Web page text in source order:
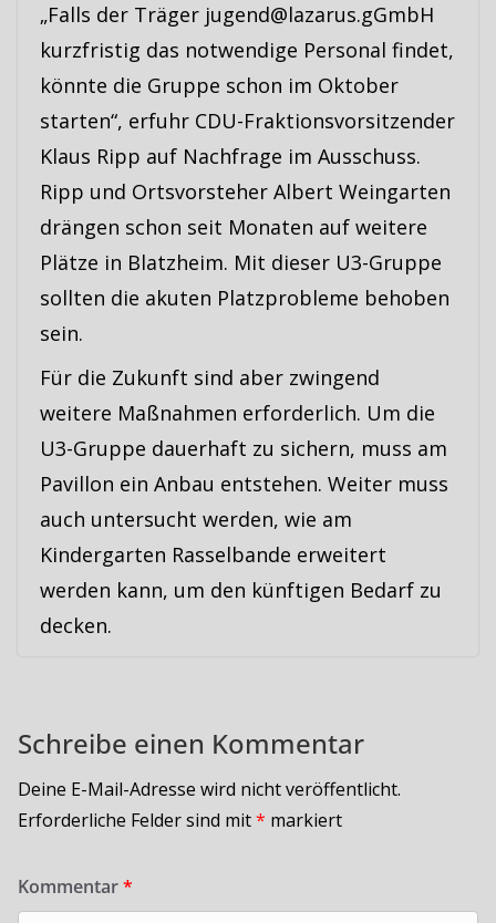
„Falls der Träger jugend@lazarus.gGmbH
kurzfristig das notwendige Personal findet,
könnte die Gruppe schon im Oktober
starten“, erfuhr CDU-Fraktionsvorsitzender
Klaus Ripp auf Nachfrage im Ausschuss.
Ripp und Ortsvorsteher Albert Weingarten
drängen schon seit Monaten auf weitere
Plätze in Blatzheim. Mit dieser U3-Gruppe
sollten die akuten Platzprobleme behoben
sein.
Für die Zukunft sind aber zwingend
weitere Maßnahmen erforderlich. Um die
U3-Gruppe dauerhaft zu sichern, muss am
Pavillon ein Anbau entstehen. Weiter muss
auch untersucht werden, wie am
Kindergarten Rasselbande erweitert
werden kann, um den künftigen Bedarf zu
decken.
Schreibe einen Kommentar
Deine E-Mail-Adresse wird nicht veröffentlicht.
Erforderliche Felder sind mit* markiert
Kommentar*